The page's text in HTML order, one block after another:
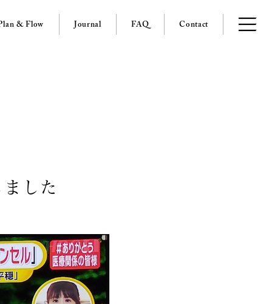
& Flow Journal FAQ Contact
した